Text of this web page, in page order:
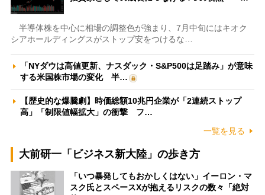
半導体株を中心に相場の調整色が強まり、7月中旬にはキオク
シアホールディングスがストップ安をつけるな…
「NYダウは高値更新、ナスダック・S&P500は足踏み」が意味
する米国株市場の変化 半…
【歴史的な爆騰劇】時価総額10兆円企業が「2連続ストップ
高」「制限値幅拡大」の衝撃 フ…
一覧を見る
大前研一「ビジネス新大陸」の歩き方
「いつ暴発してもおかしくはない」イーロン・マ
スク氏とスペースXが抱えるリスクの数々「絶対